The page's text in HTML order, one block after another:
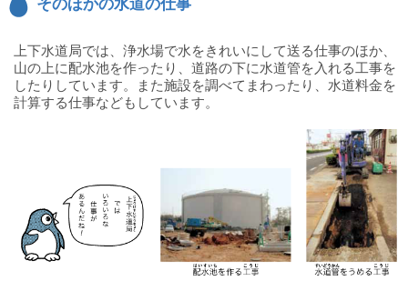
そのほかの水道の仕事
上下水道局では、浄水場で水をきれいにして送る仕事のほか、
山の上に配水池を作ったり、道路の下に水道管を入れる工事を
したりしています。また施設を調べてまわったり、水道料金を
計算する仕事などもしています。